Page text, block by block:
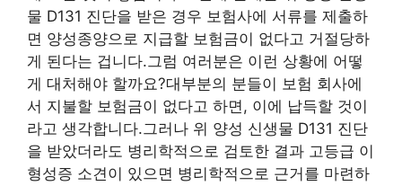
물 D131 진단을 받은 경우 보험사에 서류를 제출하
면 양성종양으로 지급할 보험금이 없다고 거절당하
게 된다는 겁니다.그럼 여러분은 이런 상황에 어떻
게 대처해야 할까요?대부분의 분들이 보험 회사에
서 지불할 보험금이 없다고 하면, 이에 납득할 것이
라고 생각합니다.그러나 위 양성 신생물 D131 진단
을 받았더라도 병리학적으로 검토한 결과 고등급 이
형성증 소견이 있으면 병리학적으로 근거를 마련하